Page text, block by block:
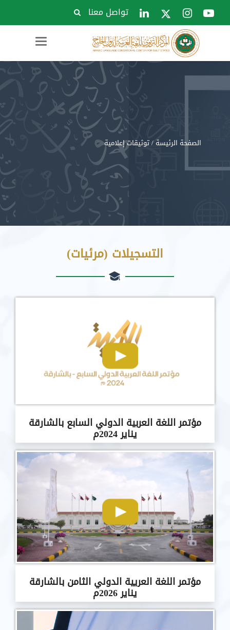
تواصل معنا
Toggle
الصفحة الرئيسة / توثيقات إعلامية
التسجيلات (مرئيات)
مؤتمر اللغة العربية الدولي السابع بالشارقة
يناير 2024م
مؤتمر اللغة العريية الدولي الثامن بالشارقة
يناير 2026م